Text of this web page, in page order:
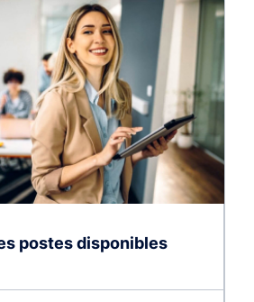
postes disponibles